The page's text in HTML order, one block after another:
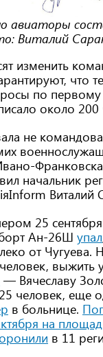
авиаторы
Виталий
изменить
что
по
около 200
не
начальник
Виталий
25
Ан-26Ш упал
от Чугуева.
выжить
— Вячеславу
человек, еще
в больнице.
на
в 11